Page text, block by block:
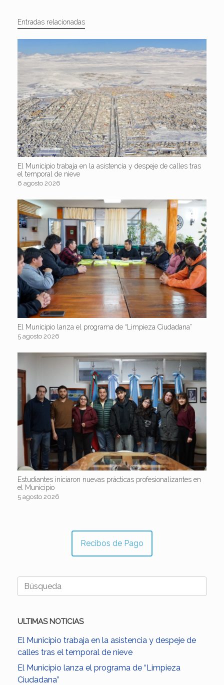
Entradas relacionadas
El Municipio trabaja en la asistencia y despeje de calles tras
el temporal de nieve
6 agosto 2026
El Municipio lanza el programa de “Limpieza Ciudadana”
5 agosto 2026
Estudiantes iniciaron nuevas prácticas profesionalizantes en
el Municipio
5 agosto 2026
Recibos de Pago
Buscar:
ULTIMAS NOTICIAS
El Municipio trabaja en la asistencia y despeje de
calles tras el temporal de nieve
El Municipio lanza el programa de “Limpieza
Ciudadana”